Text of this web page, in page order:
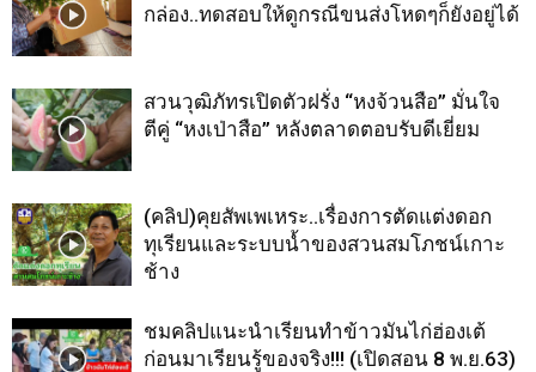
กล่อง..ทดสอบให้ดูกรณีขนส่งโหดๆก็ยังอยู่ได้
สวนวุฒิภัทรเปิดตัวฝรั่ง “หงจ้วนสือ” มั่นใจ
ตีคู่ “หงเป่าสือ” หลังตลาดตอบรับดีเยี่ยม
(คลิป)คุยสัพเพเหระ..เรื่องการตัดแต่งดอก
ทุเรียนและระบบน้ำของสวนสมโภชน์เกาะ
ช้าง
ชมคลิปแนะนำเรียนทำข้าวมันไก่ฮ่องเต้
ก่อนมาเรียนรู้ของจริง!!! (เปิดสอน 8 พ.ย.63)